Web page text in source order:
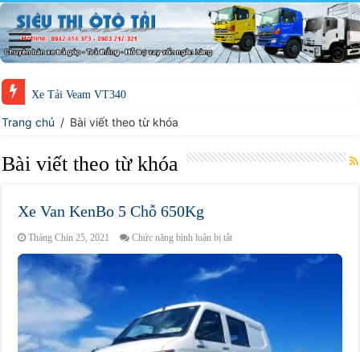
Xe Tải Veam VT340
Trang chủ / Bài viết theo từ khóa
Bài viết theo từ khóa
Xe Van KenBo 5 Chỗ 650Kg
Tháng Chín 25, 2021 Chức năng bình luận bị tắtở
Xe
Van
Chỗ
650Kg